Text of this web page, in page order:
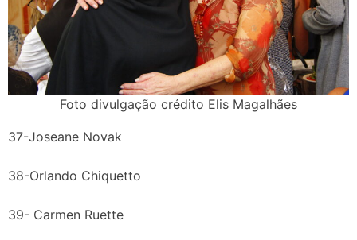
Foto divulgação crédito Elis Magalhães
37-Joseane Novak
38-Orlando Chiquetto
39- Carmen Ruette